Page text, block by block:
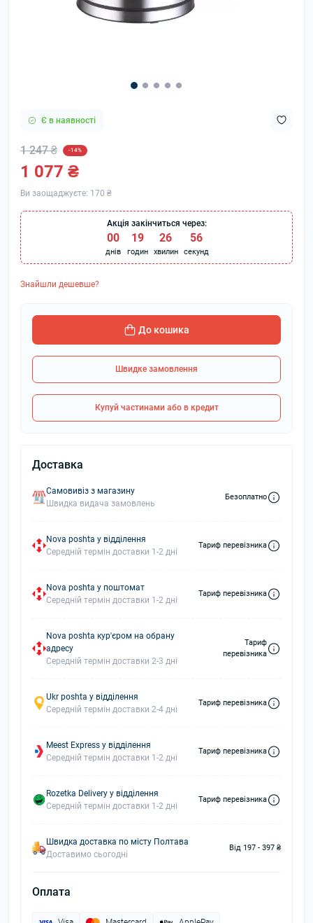
Є в наявності
1 247 ₴ -14%
1 077 ₴
Ви заощаджуєте: 170 ₴
Акція закінчиться через:
00
днів
19
годин
26
хвилин
56
секунд
Знайшли дешевше?
До кошика
Швидке замовлення
Купуй частинами або в кредит
Доставка
Самовивіз з магазину
Швидка видача замовлень
Безоплатно
Nova poshta у відділення
Середній термін доставки 1-2 дні
Тариф перевізника
Nova poshta у поштомат
Середній термін доставки 1-2 дні
Тариф перевізника
Nova poshta кур'єром на обрану
адресу
Середній термін доставки 2-3 дні
Тариф
перевізника
Ukr poshta у відділення
Середній термін доставки 2-4 дні
Тариф перевізника
Meest Express у відділення
Середній термін доставки 1-2 дні
Тариф перевізника
Rozetka Delivery у відділення
Середній термін доставки 1-2 дні
Тариф перевізника
Швидка доставка по місту Полтава
Доставимо сьогодні
Від 197 - 397 ₴
Оплата